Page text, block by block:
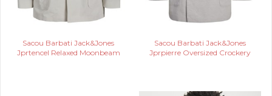
Sacou Barbati Jack&Jones
Jprtencel Relaxed Moonbeam
Sacou Barbati Jack&Jones
Jprpierre Oversized Crockery